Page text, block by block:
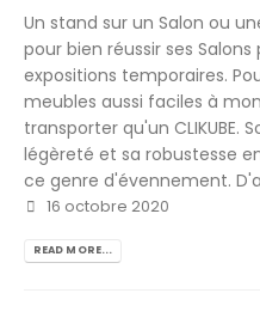
Un stand sur un Salon ou
pour bien réussir ses
expositions temporaires.
meubles aussi faciles à
transporter qu'un CLIKUBE.
légèreté et sa robustesse
ce genre d'évennement.
16 octobre 2020
READ MORE...